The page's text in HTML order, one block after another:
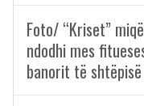
Foto/ “Kriset”
ndodhi mes
banorit të